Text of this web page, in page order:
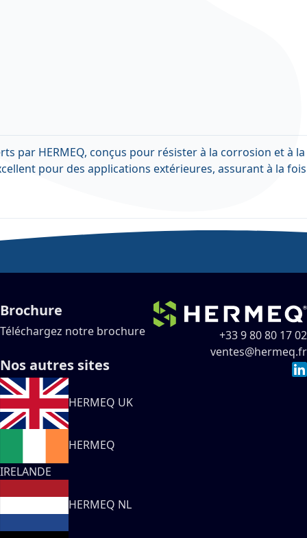
par HERMEQ, conçus pour résister à la corrosion et à la
pour des applications extérieures, assurant à la fois
Brochure
Téléchargez notre brochure
Nos autres sites
HERMEQ UK
HERMEQ
IRELANDE
HERMEQ NL
+33 9 80 80 17 02
ventes@hermeq.fr